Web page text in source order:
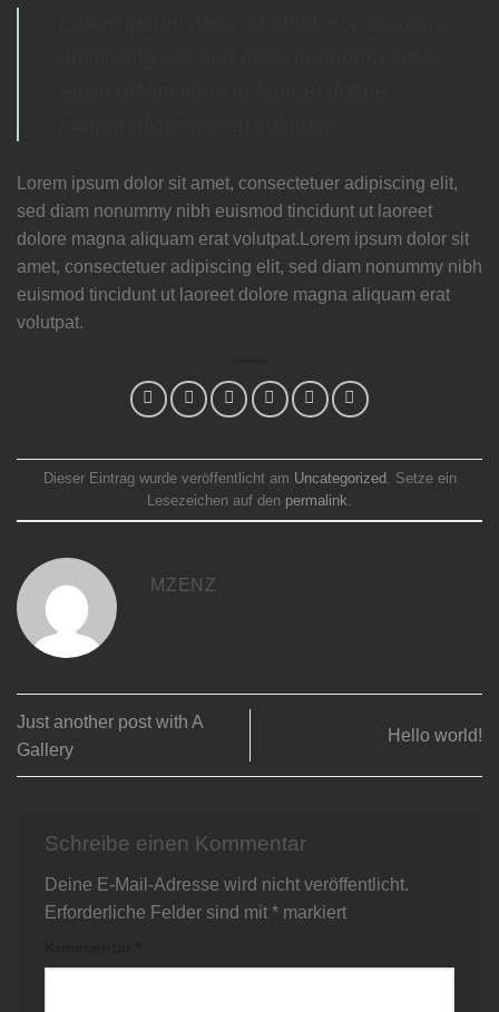
Lorem ipsum dolor sit amet, consectetuer adipiscing elit,
sed diam nonummy nibh euismod tincidunt ut laoreet
dolore magna aliquam erat volutpat.Lorem ipsum dolor sit
amet, consectetuer adipiscing elit, sed diam nonummy nibh
euismod tincidunt ut laoreet dolore magna aliquam erat
volutpat.
Dieser Eintrag wurde veröffentlicht am Uncategorized. Setze ein
Lesezeichen auf den permalink
MZENZ
Just another post with A
Gallery
Hello world!
Schreibe einen Kommentar
Deine E-Mail-Adresse wird nicht veröffentlicht.
Erforderliche Felder sind mit * markiert